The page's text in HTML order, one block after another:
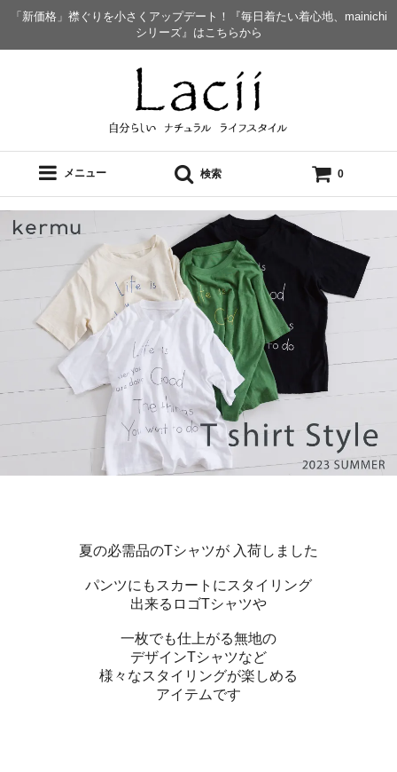
「新価格」襟ぐりを小さくアップデート！『毎日着たい着心地、mainichi
シリーズ』はこちらから
メニュー 検索 0
夏の必需品のTシャツが 入荷しました
パンツにもスカートにスタイリング
出来るロゴTシャツや
一枚でも仕上がる無地の
デザインTシャツなど
様々なスタイリングが楽しめる
アイテムです